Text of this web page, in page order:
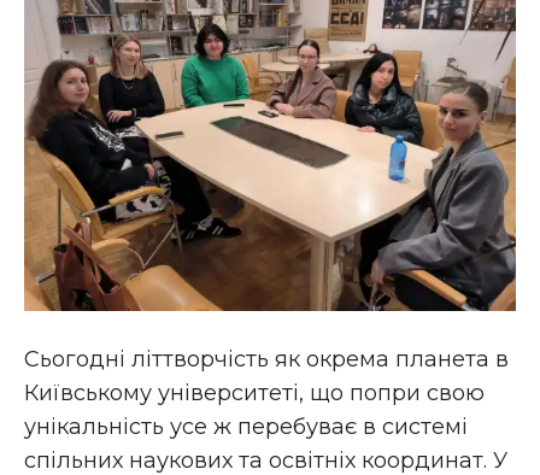
Сьогодні літтворчість як окрема планета в
Київському університеті, що попри свою
унікальність усе ж перебуває в системі
спільних наукових та освітніх координат. У